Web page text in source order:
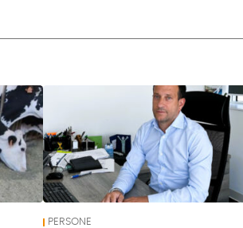
PERSONE